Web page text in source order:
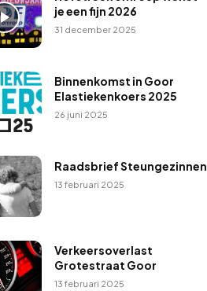
je een fijn 2026
31 december 2025
Binnenkomst in Goor
Elastiekenkoers 2025
26 juni 2025
Raadsbrief Steungezinnen
13 februari 2025
Verkeersoverlast
Grotestraat Goor
13 februari 2025